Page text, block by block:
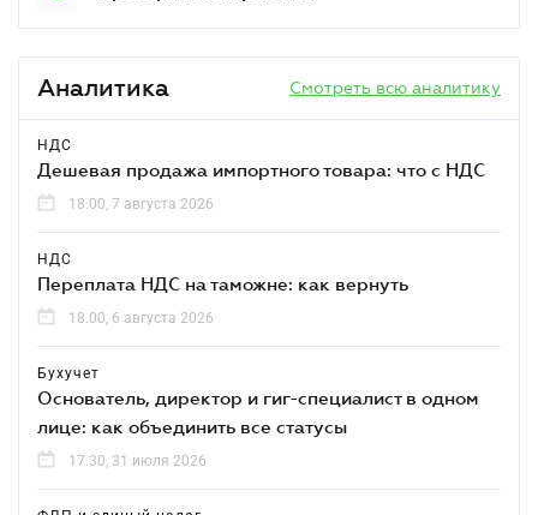
Аналитика Смотреть всю аналитику
НДС
Дешевая продажа импортного товара: что c НДС
18.00, 7 августа 2026
НДС
Переплата НДС на таможне: как вернуть
18.00, 6 августа 2026
Бухучет
Основатель, директор и гиг-специалист в одном
лице: как объединить все статусы
17.30, 31 июля 2026